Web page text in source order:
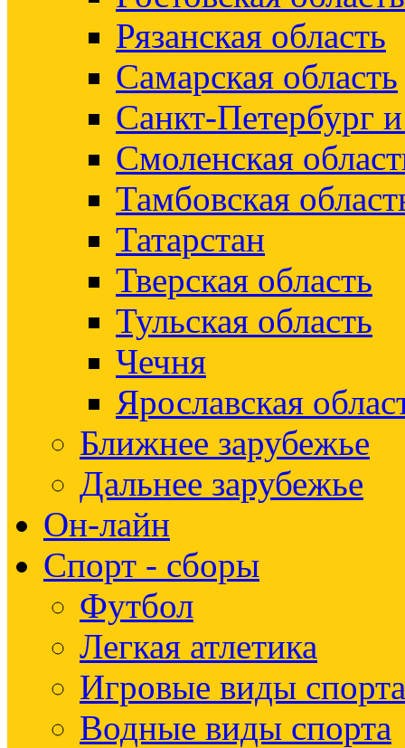
Рязанская область
Самарская область
Санкт-Петербург
Смоленская
Тамбовская
Татарстан
Тверская область
Тульская область
Чечня
Ярославская
Ближнее зарубежье
Дальнее зарубежье
Он-лайн
Спорт - сборы
Футбол
Легкая атлетика
Игровые виды спорта
Водные виды спорта